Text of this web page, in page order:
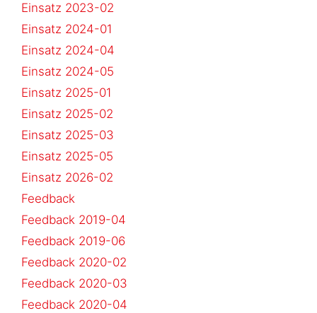
Einsatz 2023-02
Einsatz 2024-01
Einsatz 2024-04
Einsatz 2024-05
Einsatz 2025-01
Einsatz 2025-02
Einsatz 2025-03
Einsatz 2025-05
Einsatz 2026-02
Feedback
Feedback 2019-04
Feedback 2019-06
Feedback 2020-02
Feedback 2020-03
Feedback 2020-04